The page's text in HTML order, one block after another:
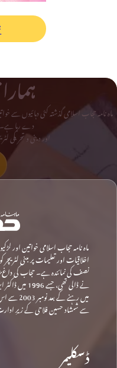
ماہ نامہ حجاب اسلامی گذشتہ کئی دہائیوں
دے رہا ہے۔
اور دینی و تحریکی
ماہ نامہ حجاب اسلامی خواتین اور
اخلاقیات اور تعلیمات پر مبنی
نے ڈالی تھی،
میں رہنے
سے شمشاد حسین فلاحی کے زیرِ
ڈسکلیمر